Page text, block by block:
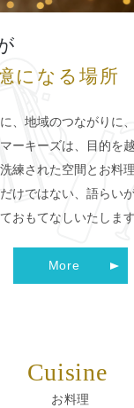
になる場所
、地域のつながりに
ーキーズは、目的を
練された空間とお料
けではない、語らい
おもてなしいたします
More
Cuisine
お料理